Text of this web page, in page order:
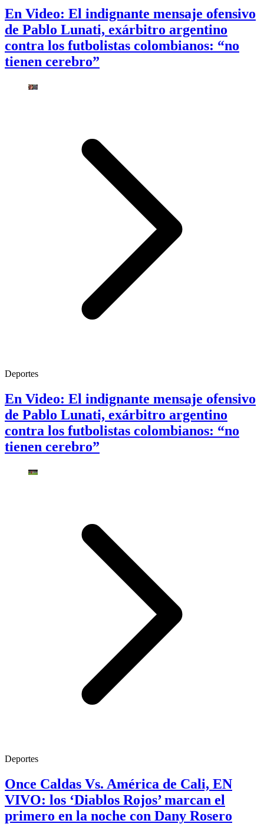
En Video: El indignante mensaje ofensivo
de Pablo Lunati, exárbitro argentino
contra los futbolistas colombianos: “no
tienen cerebro”
Deportes
En Video: El indignante mensaje ofensivo
de Pablo Lunati, exárbitro argentino
contra los futbolistas colombianos: “no
tienen cerebro”
Deportes
Once Caldas Vs. América de Cali, EN
VIVO: los ‘Diablos Rojos’ marcan el
primero en la noche con Dany Rosero